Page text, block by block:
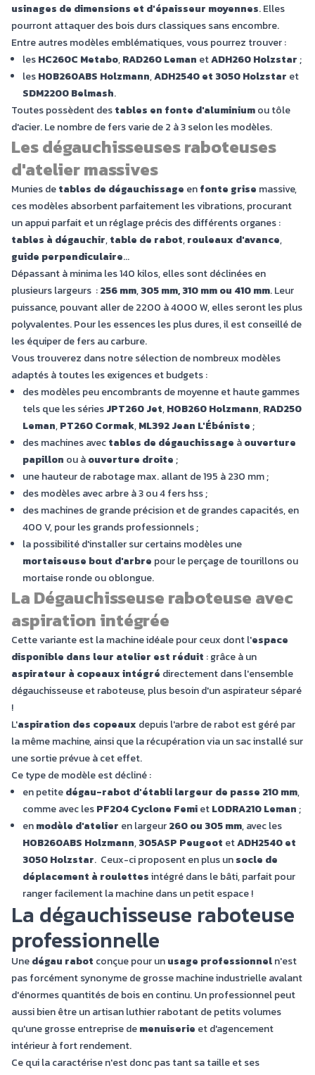
usinages de dimensions et d'épaisseur moyennes. Elles
pourront attaquer des bois durs classiques sans encombre.
Entre autres modèles emblématiques, vous pourrez trouver :
lesHC260C Metabo,RAD260 Leman etADH260 Holzstar;
lesHOB260ABS Holzmann,ADH2540 et 3050 Holzstar et
SDM2200 Belmash.
Toutes possèdent destables en fonte d'aluminiumou tôle
d'acier. Le nombre de fers varie de 2 à 3 selon les modèles.
Les dégauchisseuses raboteuses
d'atelier massives
Munies detables de dégauchissage enfonte grise massive,
ces modèles absorbent parfaitement les vibrations, procurant
un appui parfait et un réglage précis des différents organes :
tables à dégauchir,table de rabot,rouleaux d'avance,
guide perpendiculaire...
Dépassant à minima les 140 kilos, elles sont déclinées en
plusieurs largeurs :256 mm,305 mm, 310 mm ou 410 mm. Leur
puissance, pouvant aller de 2200 à 4000 W, elles seront les plus
polyvalentes. Pour les essences les plus dures, il est conseillé de
les équiper de fers au carbure.
Vous trouverez dans notre sélection de nombreux modèles
adaptés à toutes les exigences et budgets :
des modèles peu encombrants de moyenne et haute gammes
tels que les sériesJPT260 Jet,HOB260 Holzmann,RAD250
Leman,PT260 Cormak,ML392 Jean L'Ébéniste;
des machines avectables de dégauchissage àouverture
papillon ou àouverture droite;
une hauteur de rabotage max. allant de 195 à 230 mm ;
des modèles avec arbre à 3 ou 4 fers hss ;
des machines de grande précision et de grandes capacités, en
400 V, pour les grands professionnels ;
la possibilité d'installer sur certains modèles une
mortaiseuse bout d'arbre pour le perçage de tourillons ou
mortaise ronde ou oblongue.
La Dégauchisseuse raboteuse avec
aspiration intégrée
Cette variante est la machine idéale pour ceux dont l'espace
disponible dans leur atelier est réduit : grâce à un
aspirateur à copeaux intégré directement dans l'ensemble
dégauchisseuse et raboteuse, plus besoin d'un aspirateur séparé
!
L'aspiration des copeaux depuis l'arbre de rabot est géré par
la même machine, ainsi que la récupération via un sac installé sur
une sortie prévue à cet effet.
Ce type de modèle est décliné :
en petitedégau-rabot d'établilargeur de passe 210 mm,
comme avec lesPF204 Cyclone FemietLODRA210 Leman;
enmodèle d'atelier en largeur260 ou 305 mm, avec les
HOB260ABS Holzmann,305ASP Peugeot etADH2540 et
3050 Holzstar. Ceux-ci proposent en plus unsocle de
déplacement à roulettesintégré dans le bâti, parfait pour
ranger facilement la machine dans un petit espace !
La dégauchisseuse raboteuse
professionnelle
Unedégau rabot conçue pour unusage professionneln'est
pas forcément synonyme de grosse machine industrielle avalant
d'énormes quantités de bois en continu. Un professionnel peut
aussi bien être un artisan luthier rabotant de petits volumes
qu'une grosse entreprise demenuiserie et d'agencement
intérieur à fort rendement.
Ce qui la caractérise n'est donc pas tant sa taille et ses